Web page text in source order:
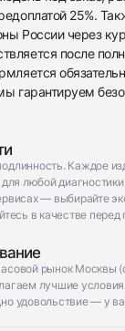
25%.
России через
после
гарантируем
Каждое
любой
— выбирайте
в качестве перед
рынок Москвы
лучшие
удовольствие — у